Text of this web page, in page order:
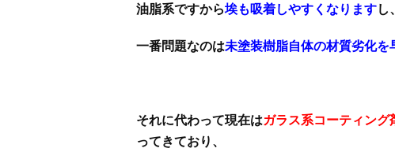
油脂系ですから埃も吸着しやすくなりますし、
一番問題なのは未塗装樹脂自体の材質劣化を
それに代わって現在はガラス系コーティン
ってきており、